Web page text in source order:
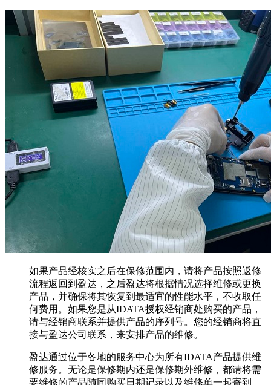
如果产品经核实之后在保修范围内，请将产品按照返修
流程返回到盈达，之后盈达将根据情况选择维修或更换
产品，并确保将其恢复到最适宜的性能水平，不收取任
何费用。如果您是从IDATA授权经销商处购买的产品，
请与经销商联系并提供产品的序列号。您的经销商将直
接与盈达公司联系，来安排产品的维修。
盈达通过位于各地的服务中心为所有IDATA产品提供维
修服务。无论是保修期内还是保修期外维修，都请将需
要维修的产品随同购买日期记录以及维修单一起寄到